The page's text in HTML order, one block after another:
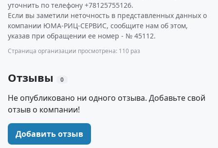
уточнить по телефону +78125755126.
Если вы заметили неточность в представленных данных о
компании ЮМА-РИЦ-СЕРВИС, сообщите нам об этом,
указав при обращении ее номер - № 45112.
Страница организации просмотрена: 110 раз
Отзывы 0
Не опубликовано ни одного отзыва. Добавьте свой
отзыв о компании!
Добавить отзыв